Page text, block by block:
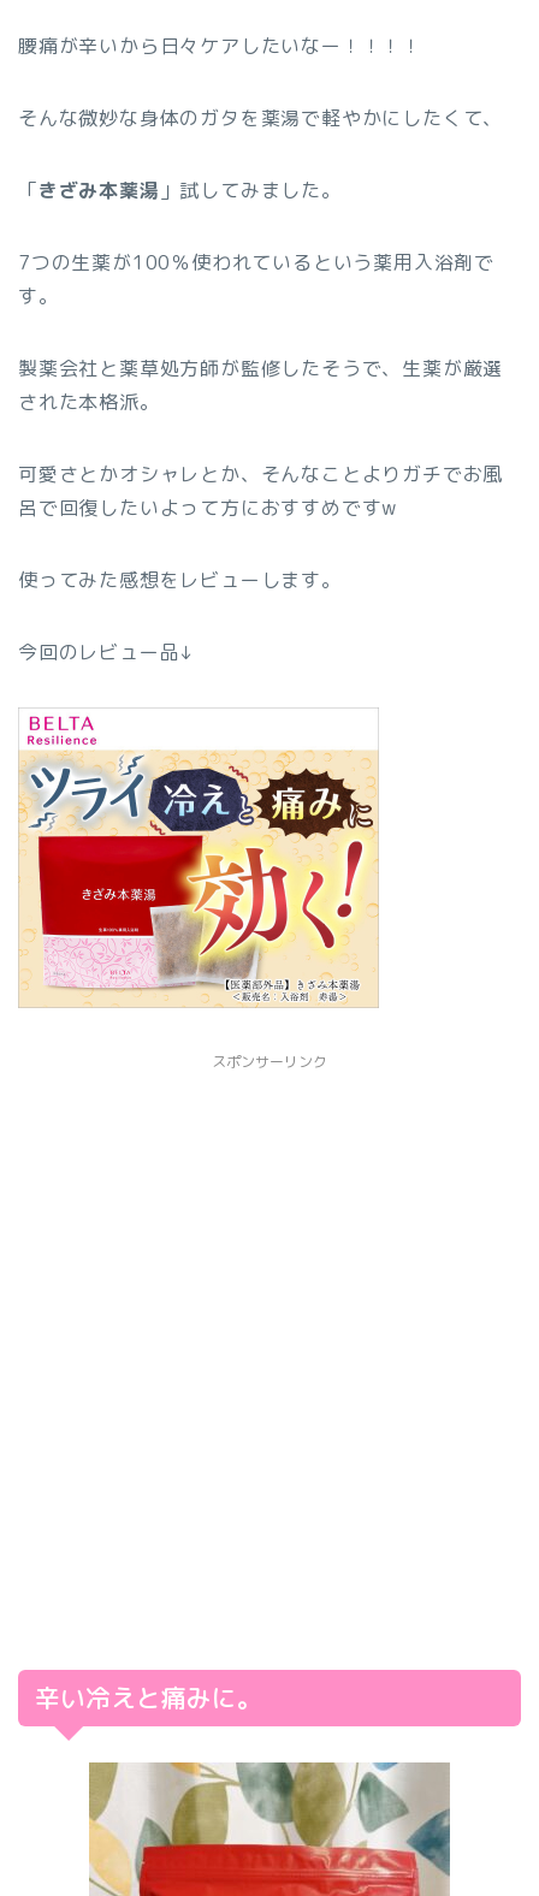
腰痛が辛いから日々ケアしたいなー！！！！
そんな微妙な身体のガタを薬湯で軽やかにしたくて、
「きざみ本薬湯 」試してみました。
7つの生薬が100％使われているという薬用入浴剤で
す。
製薬会社と薬草処方師が監修したそうで、生薬が厳選
された本格派。
可愛さとかオシャレとか、そんなことよりガチでお風
呂で回復したいよって方におすすめですw
使ってみた感想をレビューします。
今回のレビュー品↓
スポンサーリンク
辛い冷えと痛みに。